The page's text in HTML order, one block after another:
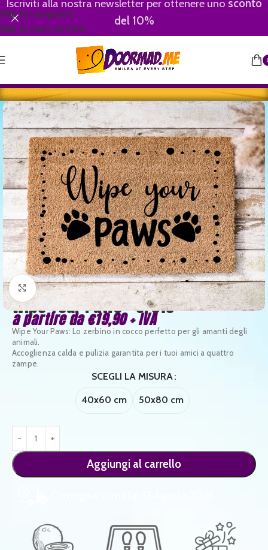
Skip to navigation
Skip to main content
Iscriviti alla nostra newsletter per ottenere uno sconto
del 10%
Clicca per ingrandire
Wipe Your Paws – CF010
a partire da€19,90+ IVA
Wipe Your Paws: Lo zerbino in cocco perfetto per gli amanti degli
animali.
Accoglienza calda e pulizia garantita per i tuoi amici a quattro
zampe.
SCEGLI LA MISURA
40x60 cm 50x80 cm
Aggiungi al carrello